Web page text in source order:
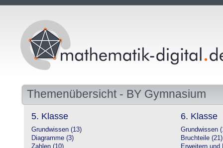
Themenübersicht - BY Gymnasium
5. Klasse
Grundwissen (13)
Diagramme (3)
Zahlen (10)
6. Klasse
Grundwissen
Bruchteile (21)
Erweitern und